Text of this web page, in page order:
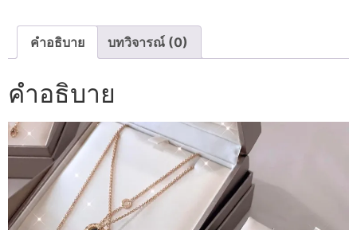
คำอธิบาย บทวิจารณ์ (0)
คำอธิบาย